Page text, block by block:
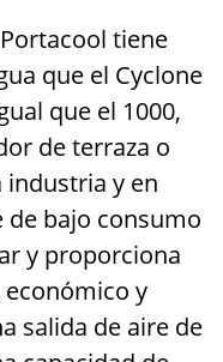
tiene
que el Cyclone
que el 1000,
de terraza o
y en
de bajo consumo
y proporciona
y
salida de aire de